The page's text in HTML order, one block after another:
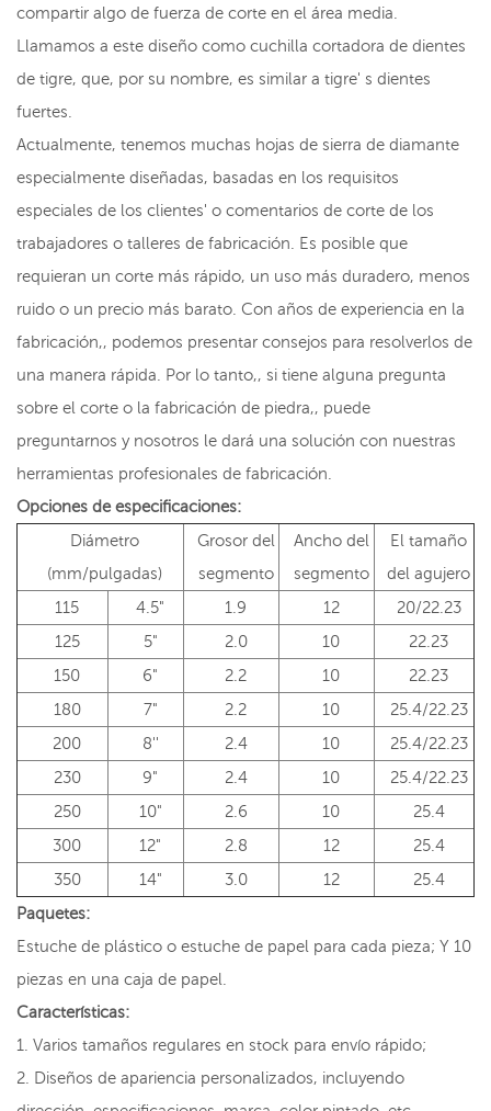
compartir algo de fuerza de corte en el área media.
Llamamos a este diseño como cuchilla cortadora de dientes
de tigre, que, por su nombre, es similar a tigre' s dientes
fuertes.
Actualmente, tenemos muchas hojas de sierra de diamante
especialmente diseñadas, basadas en los requisitos
especiales de los clientes' o comentarios de corte de los
trabajadores o talleres de fabricación. Es posible que
requieran un corte más rápido, un uso más duradero, menos
ruido o un precio más barato. Con años de experiencia en la
fabricación,, podemos presentar consejos para resolverlos de
una manera rápida. Por lo tanto,, si tiene alguna pregunta
sobre el corte o la fabricación de piedra,, puede
preguntarnos y nosotros le dará una solución con nuestras
herramientas profesionales de fabricación.
Opciones de especificaciones:
Diámetro
(mm/pulgadas)
Grosor del
segmento
Ancho del
segmento
El tamaño
del agujero
115
4.5" 1.9 12
20/22.23
125
5" 2.0 10
22.23
150
6" 2.2 10
22.23
180
7" 2.2 10
25.4/22.23
200
8'' 2.4 10
25.4/22.23
230
9" 2.4 10
25.4/22.23
250
10" 2.6 10
25.4
300
12" 2.8 12
25.4
350
14" 3.0 12
25.4
Paquetes:
Estuche de plástico o estuche de papel para cada pieza; Y 10
piezas en una caja de papel.
Características:
1. Varios tamaños regulares en stock para envío rápido;
2. Diseños de apariencia personalizados, incluyendo